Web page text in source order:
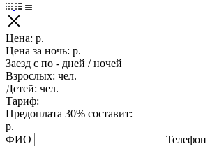
Цена: р.
Цена за ночь: р.
Заезд с по - дней /ночей
Взрослых: чел.
Детей: чел.
Тариф:
Предоплата 30% составит:
р.
ФИО
Телефон